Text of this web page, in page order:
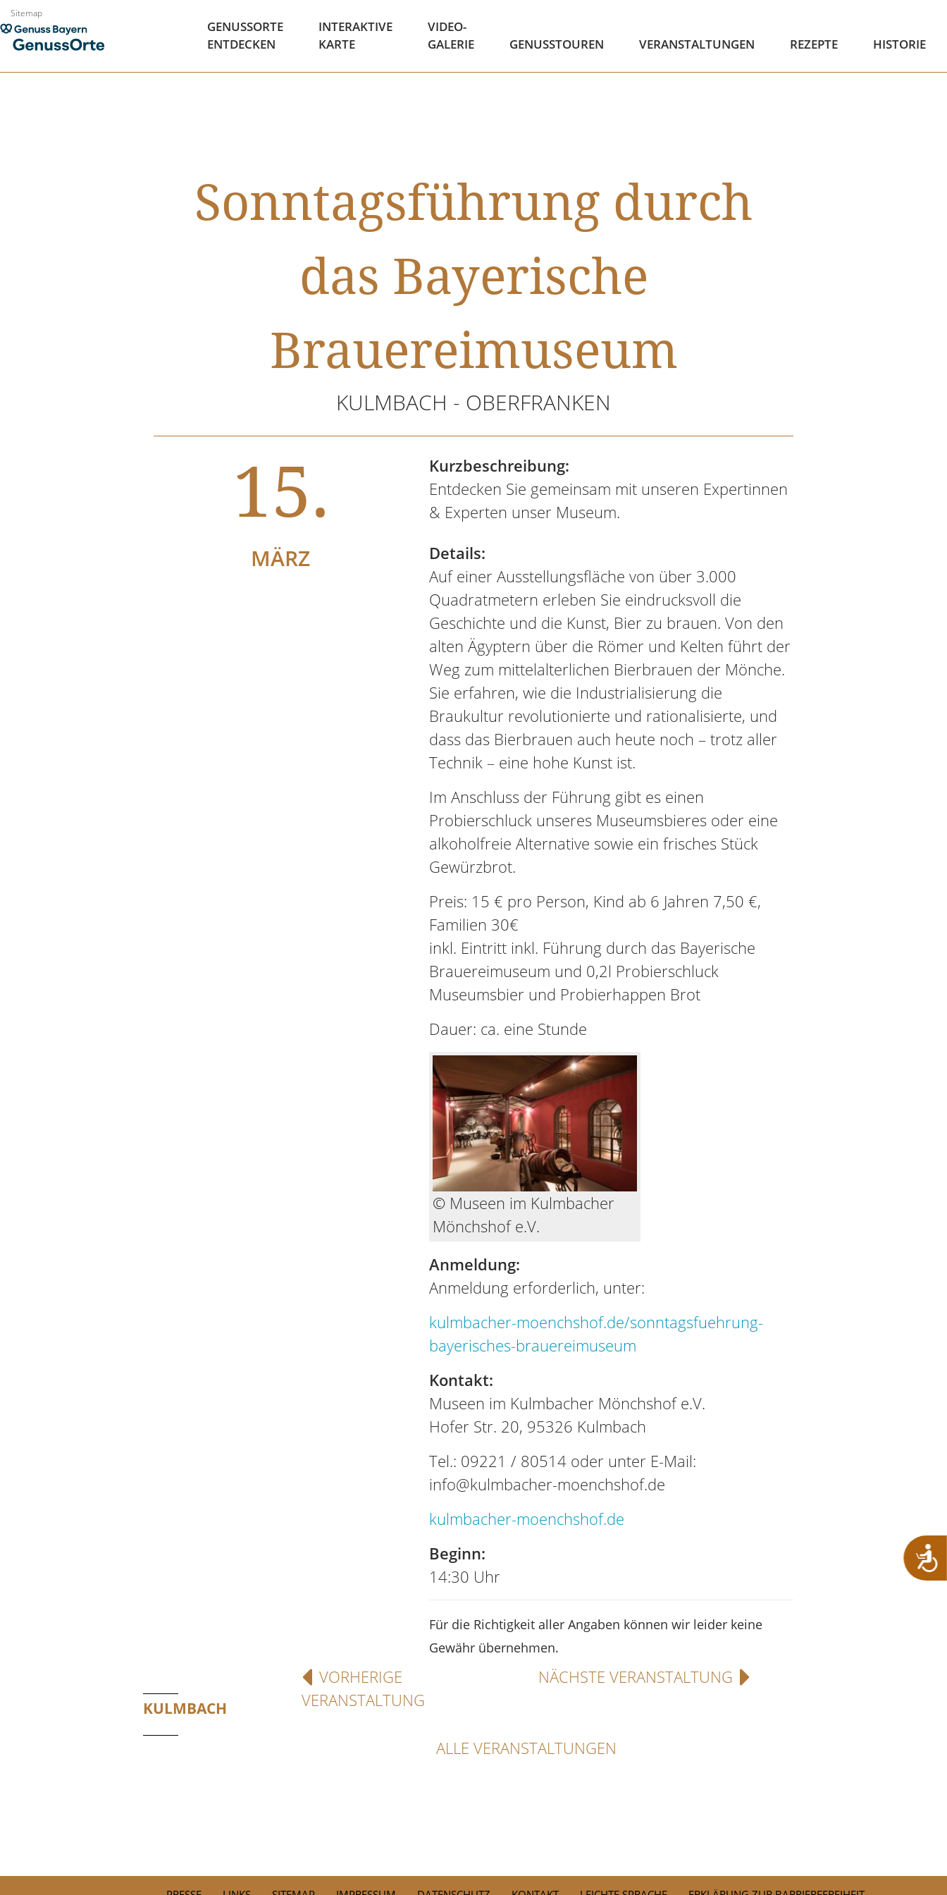
Zum
Inhalt
springen
Sitemap
GENUSSORTE
ENTDECKEN
INTERAKTIVE
KARTE
VIDEO-
GALERIE
GENUSSTOUREN VERANSTALTUNGEN REZEPTE HISTORIE
Sonntagsführung durch
das Bayerische
Brauereimuseum
KULMBACH - OBERFRANKEN
15.
MÄRZ
Kurzbeschreibung:
Entdecken Sie gemeinsam mit unseren Expertinnen
& Experten unser Museum.
Details:
Auf einer Ausstellungsfläche von über 3.000
Quadratmetern erleben Sie eindrucksvoll die
Geschichte und die Kunst, Bier zu brauen. Von den
alten Ägyptern über die Römer und Kelten führt der
Weg zum mittelalterlichen Bierbrauen der Mönche.
Sie erfahren, wie die Industrialisierung die
Braukultur revolutionierte und rationalisierte, und
dass das Bierbrauen auch heute noch – trotz aller
Technik – eine hohe Kunst ist.
Im Anschluss der Führung gibt es einen
Probierschluck unseres Museumsbieres oder eine
alkoholfreie Alternative sowie ein frisches Stück
Gewürzbrot.
Preis: 15 € pro Person, Kind ab 6 Jahren 7,50 €,
Familien 30€
inkl. Eintritt inkl. Führung durch das Bayerische
Brauereimuseum und 0,2l Probierschluck
Museumsbier und Probierhappen Brot
Dauer: ca. eine Stunde
© Museen im Kulmbacher
Mönchshof e.V.
Anmeldung:
Anmeldung erforderlich, unter:
kulmbacher-moenchshof.de/sonntagsfuehrung-
bayerisches-brauereimuseum
Kontakt:
Museen im Kulmbacher Mönchshof e.V.
Hofer Str. 20, 95326 Kulmbach
Tel.: 09221 / 80514 oder unter E-Mail:
info@kulmbacher-moenchshof.de
kulmbacher-moenchshof.de
Beginn:
14:30 Uhr
Für die Richtigkeit aller Angaben können wir leider keine
Gewähr übernehmen.
KULMBACH
VORHERIGE
VERANSTALTUNG
NÄCHSTE VERANSTALTUNG
ALLE VERANSTALTUNGEN